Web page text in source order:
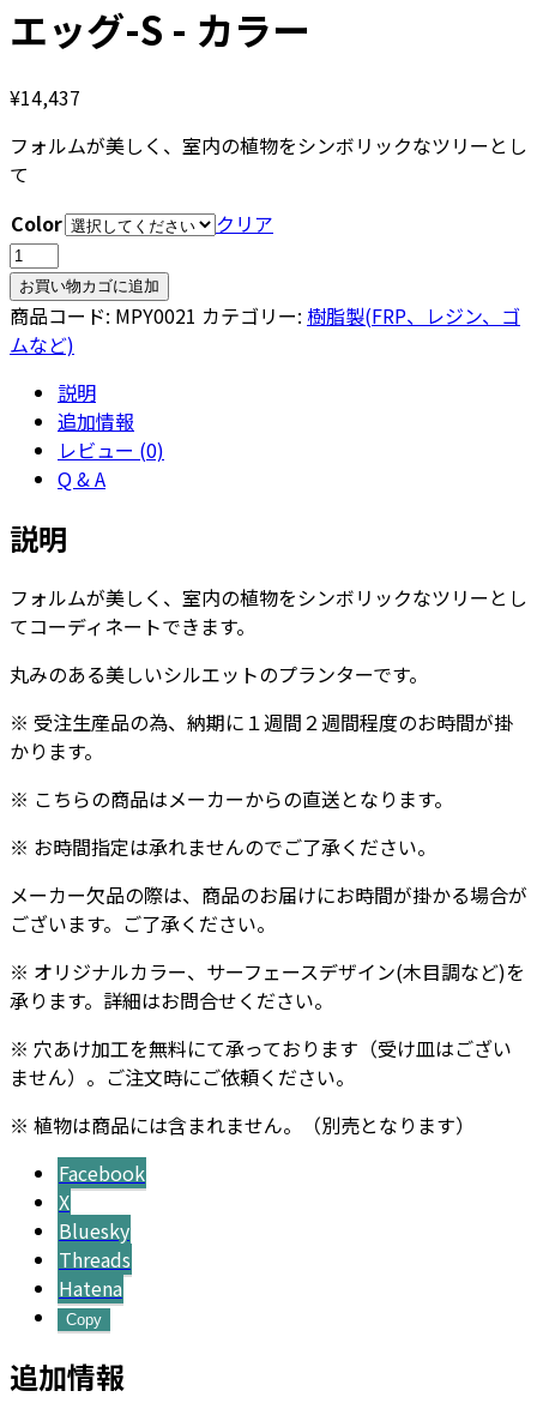
エッグ-S - カラー
¥14,437
フォルムが美しく、室内の植物をシンボリックなツリーとし
て
Color
クリア
エ
ッ
グ-
S
お買い物カゴに追加
商品コード: MPY0021 カテゴリー: 樹脂製(FRP、レジン、ゴ
ムなど)
説明
追加情報
レビュー (0)
Q & A
説明
フォルムが美しく、室内の植物をシンボリックなツリーとし
てコーディネートできます。
丸みのある美しいシルエットのプランターです。
※ 受注生産品の為、納期に１週間２週間程度のお時間が掛
かります。
※ こちらの商品はメーカーからの直送となります。
※ お時間指定は承れませんのでご了承ください。
メーカー欠品の際は、商品のお届けにお時間が掛かる場合が
ございます。ご了承ください。
※ オリジナルカラー、サーフェースデザイン(木目調など)を
承ります。詳細はお問合せください。
※ 穴あけ加工を無料にて承っております（受け皿はござい
ません）。ご注文時にご依頼ください。
※ 植物は商品には含まれません。（別売となります）
Facebook
X
Bluesky
Threads
Hatena
Copy
追加情報